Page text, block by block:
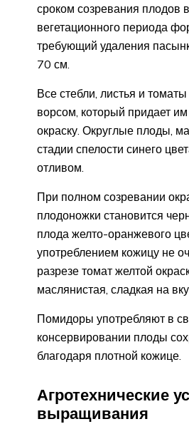
сроком созревания плодов
вегетационного периода
требующий удаления
70 см.
Все стебли, листья и
ворсом, который придает
окраску. Округлые плоды,
стадии спелости синего
отливом.
При полном созревании
плодоножки становится
плода желто-оранжевого
употреблением кожицу не
разрезе томат желтой
маслянистая, сладкая на
Помидоры употребляют в
консервировании плоды
благодаря плотной кожице.
Агротехнические
выращивания